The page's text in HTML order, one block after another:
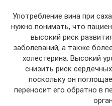
Употребление вина при
нужно понимать, что
высокий риск
заболеваний, а также
холестерина. Высокий
снизить риск
поскольку он
переносит его обратно в